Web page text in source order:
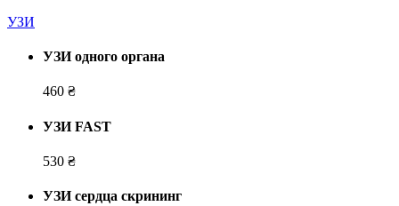
УЗИ
УЗИ одного органа
460 ₴
УЗИ FAST
530 ₴
УЗИ сердца скрининг